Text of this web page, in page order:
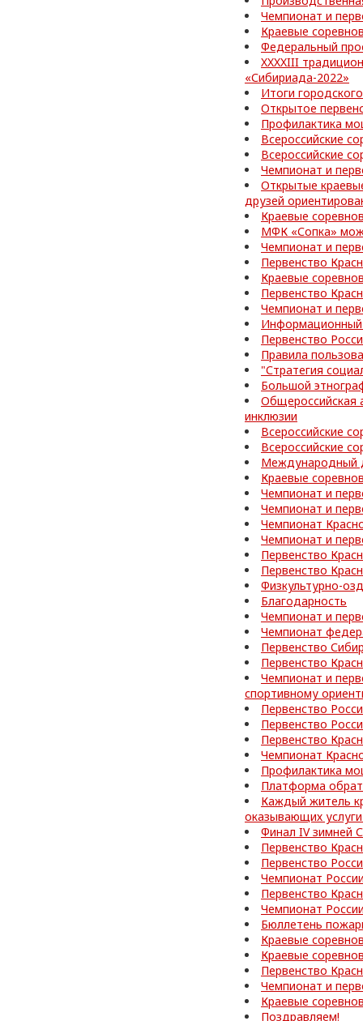
Чемпионат и
Краевые
Федеральный
XXXXIII
«Сибириада-2022»
Итоги
Открытое
Профилактика
Всероссийские
Всероссийские
Чемпионат и
Открытые
друзей
Краевые
МФК «Сопка»
Чемпионат и
Первенство
Краевые
Первенство
Чемпионат и
Информационный
Первенство
Правила
"Стратегия
Большой
Общероссийская
инклюзии
Всероссийские
Всероссийские
Международный
Краевые
Чемпионат и
Чемпионат и
Чемпионат
Чемпионат и
Первенство
Первенство
Физкультурно-
Благодарность
Чемпионат и
Чемпионат
Первенство
Первенство
Чемпионат и
спортивному
Первенство
Первенство
Первенство
Чемпионат
Профилактика
Платформа
Каждый житель
оказывающих
Финал IV зимней
Первенство
Первенство
Чемпионат
Первенство
Чемпионат
Бюллетень
Краевые
Краевые
Первенство
Чемпионат и
Краевые
Поздравляем!